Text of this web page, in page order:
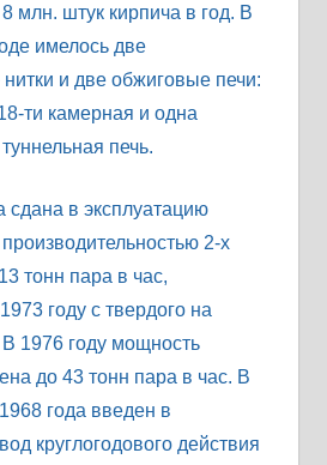
млн. штук кирпича в год. В
имелось две
нитки и две обжиговые печи:
ти камерная и одна
печь.
сдана в эксплуатацию
2-х
тонн пара в час,
году с твердого на
1976 году мощность
до 43 тонн пара в час. В
года введен в
круглогодового действия